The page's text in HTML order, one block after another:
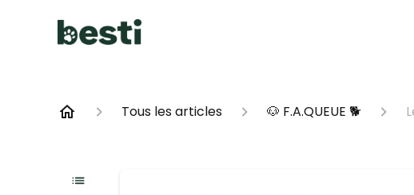
Tous les articles 🐶 F.A.QUEUE 🐕